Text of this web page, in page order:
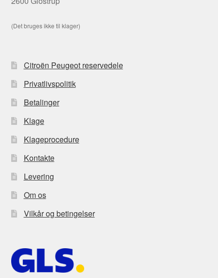
(Det bruges ikke til klager)
Citroën Peugeot reservedele
Privatlivspolitik
Betalinger
Klage
Klageprocedure
Kontakte
Levering
Om os
Vilkår og betingelser